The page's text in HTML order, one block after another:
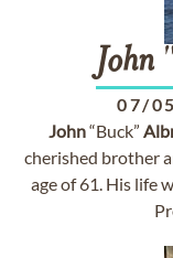
John
07/
John“Buck”
cherished brother
age of 61. His life